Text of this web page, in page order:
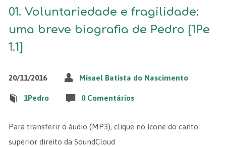
01. Voluntariedade e fragilidade:
uma breve biografia de Pedro [1Pe
1.1]
20/11/2016 Misael Batista do Nascimento
1Pedro 0 Comentários
Para transferir o áudio (MP3), clique no ícone do canto
superior direito da SoundCloud